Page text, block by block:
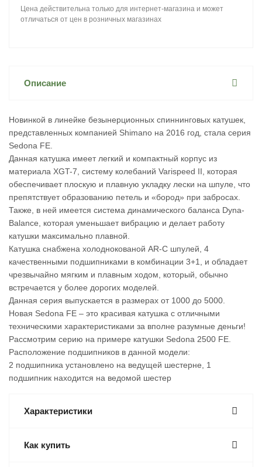
Цена действительна только для интернет-магазина и может
отличаться от цен в розничных магазинах
Описание
Новинкой в линейке безынерционных спиннинговых катушек,
представленных компанией Shimano на 2016 год, стала серия
Sedona FE.
Данная катушка имеет легкий и компактный корпус из
материала XGT-7, систему колебаний Varispeed II, которая
обеспечивает плоскую и плавную укладку лески на шпуле, что
препятствует образованию петель и «бород» при забросах.
Также, в ней имеется система динамического баланса Dyna-
Balance, которая уменьшает вибрацию и делает работу
катушки максимально плавной.
Катушка снабжена холоднокованой AR-C шпулей, 4
качественными подшипниками в комбинации 3+1, и обладает
чрезвычайно мягким и плавным ходом, который, обычно
встречается у более дорогих моделей.
Данная серия выпускается в размерах от 1000 до 5000.
Новая Sedona FE – это красивая катушка с отличными
техническими характеристиками за вполне разумные деньги!
Рассмотрим серию на примере катушки Sedona 2500 FE.
Расположение подшипников в данной модели:
2 подшипника установлено на ведущей шестерне, 1
подшипник находится на ведомой шестер
Характеристики
Как купить